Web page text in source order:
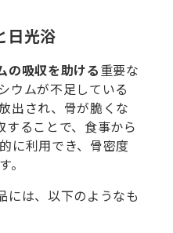
日光浴
の吸収を助ける重要な
ウムが不足している
出され、骨が脆くな
することで、食事から
に利用でき、骨密度
。
には、以下のようなも